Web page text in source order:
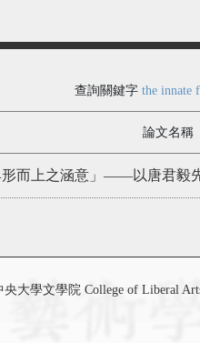
查詢關鍵字 the innate
論文名稱
形而上之涵意」——以唐君毅
央大學文學院 College of Liberal